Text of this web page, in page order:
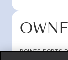
POINTS FORTS